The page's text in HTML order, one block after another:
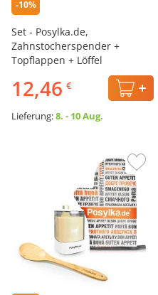
-10%
Set - Posylka.de,
Zahnstocherspender +
Topflappen + Löffel
12,46 €
Lieferung:8. - 10 Aug.